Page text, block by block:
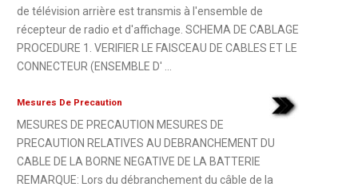
de télévision arrière est transmis à l'ensemble de
récepteur de radio et d'affichage. SCHEMA DE CABLAGE
PROCEDURE 1. VERIFIER LE FAISCEAU DE CABLES ET LE
CONNECTEUR (ENSEMBLE D' ...
Mesures De Precaution
MESURES DE PRECAUTION MESURES DE
PRECAUTION RELATIVES AU DEBRANCHEMENT DU
CABLE DE LA BORNE NEGATIVE DE LA BATTERIE
REMARQUE: Lors du débranchement du câble de la